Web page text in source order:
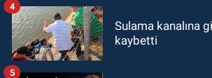
Sulama kanalına
kaybetti
4
5